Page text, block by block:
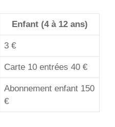
Enfant (4 à 12 ans)
3 €
Carte 10 entrées 40 €
Abonnement enfant 150
€